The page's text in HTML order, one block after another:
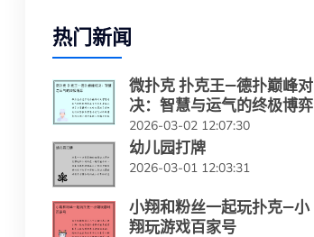
热门新闻
微扑克 扑克王—德扑巅峰对
决：智慧与运气的终极博弈
2026-03-02 12:07:30
幼儿园打牌
2026-03-01 12:03:31
小翔和粉丝一起玩扑克—小
翔玩游戏百家号